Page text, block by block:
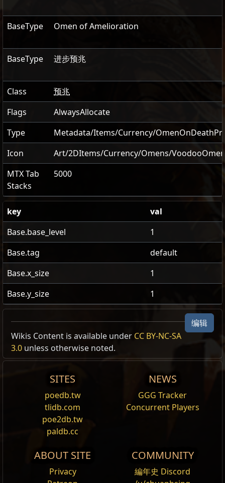
BaseType Omen of Amelioration
BaseType 进步预兆
Class
预兆
Flags
AlwaysAllocate
Type
Metadata/Items/Currency/
Icon
Art/2DItems/Currency/Omens/
MTX Tab
Stacks
5000
key
val
Base.base_level
1
Base.tag
default
Base.x_size
1
Base.y_size
1
US Realm Economy
Wiki
24h Value
24h volume traded
崇高石 20,662
神圣石 11.1 进步预兆 20,337
混沌石
编辑
Wikis Content is available under CC BY-NC-SA
3.0 unless otherwise noted.
SITES
poedb.tw
tlidb.com
poe2db.tw
paldb.cc
NEWS
GGG Tracker
Concurrent Players
ABOUT SITE
Privacy
COMMUNITY
編年史 Discord